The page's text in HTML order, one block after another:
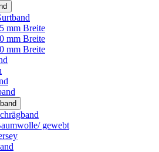
mm Breite
mm Breite
mm Breite
gewebt